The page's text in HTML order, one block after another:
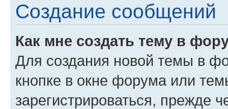
Создание сообщений
Как мне создать тему в
Для создания новой темы в
кнопке в окне форума или
зарегистрироваться, прежде